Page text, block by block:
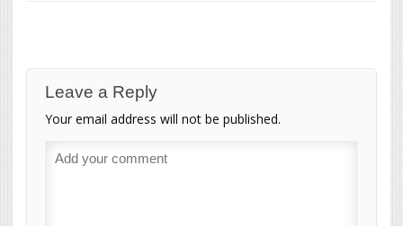
Leave a Reply
Your email address will not be published.